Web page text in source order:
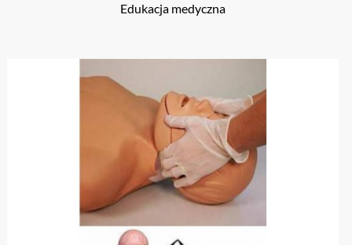
Edukacja medyczna